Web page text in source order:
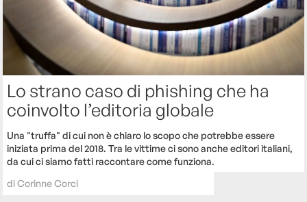
Lo strano caso di phishing che ha
coinvolto l’editoria globale
Una "truffa" di cui non è chiaro lo scopo che potrebbe essere
iniziata prima del 2018. Tra le vittime ci sono anche editori italiani,
da cui ci siamo fatti raccontare come funziona.
diCorinne Corci